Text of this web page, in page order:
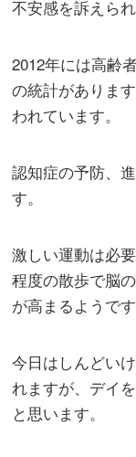
不安感を訴えら
2012年には高齢
の統計がありま
われています。
認知症の予防、
す。
激しい運動は必
程度の散歩で脳
が高まるようです
今日はしんどい
れますが、デイ
と思います。